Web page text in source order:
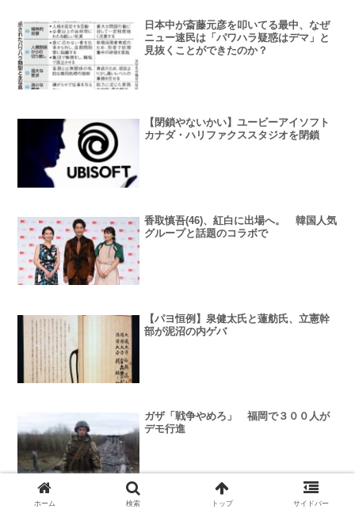
日本中が斎藤元彦を叩いてる最中、なぜ
ニュー速民は「パワハラ疑惑はデマ」と
見抜くことができたのか？
【閉鎖やないかい】ユービーアイソフト
カナダ・ハリファクススタジオを閉鎖
香取慎吾(46)、紅白に出場へ。 韓国人気
グループと話題のコラボで
【パヨ恒例】泉健太氏と蓮舫氏、立憲幹
部が泥沼の内ゲバ
ガザ「戦争やめろ」 福岡で３００人が
デモ行進
ホーム 検索 トップ サイドバー